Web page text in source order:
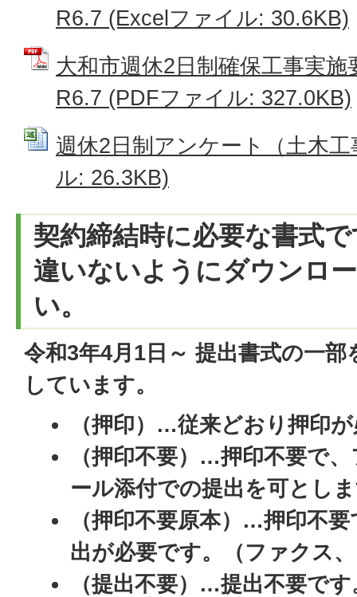
R6.7 (Excelファイル: 30.6KB)
大和市週休2日制確保工事実
R6.7 (PDFファイル: 327.0KB)
週休2日制アンケート（土木
ル: 26.3KB)
契約締結時に必要な書式
違いないようにダウンロ
い。
令和3年4月1日～ 提出書式の一
しています。
（押印）…従来どおり押印
（押印不要）…押印不要で
ール添付での提出を可とし
（押印不要原本）…押印不
出が必要です。（ファクス
（提出不要）…提出不要です